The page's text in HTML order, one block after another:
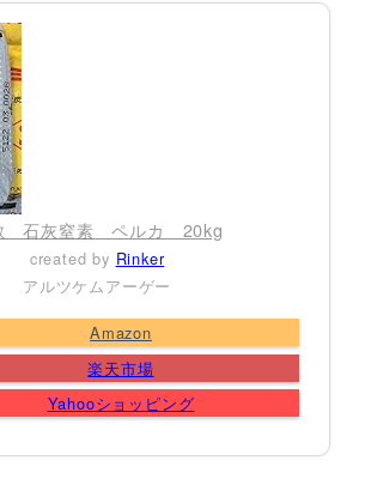
石灰窒素 ペルカ 20kg
created by Rinker
アルツケムアーゲー
Amazon
楽天市場
Yahooショッピング